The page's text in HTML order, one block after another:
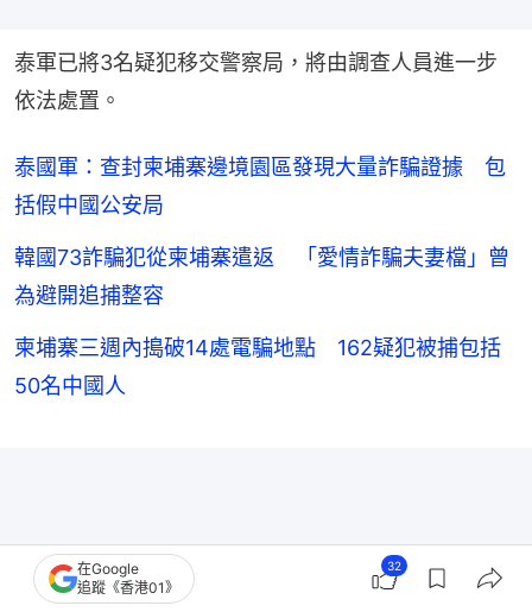
泰軍已將3名疑犯移交警察局，將由調查人員進一步
依法處置。
泰國軍：查封柬埔寨邊境園區發現大量詐騙證據 包
括假中國公安局
韓國73詐騙犯從柬埔寨遣返 「愛情詐騙夫妻檔」曾
為避開追捕整容
柬埔寨三週內搗破14處電騙地點 162疑犯被捕包括
50名中國人
在Google
追蹤《香港01》
32